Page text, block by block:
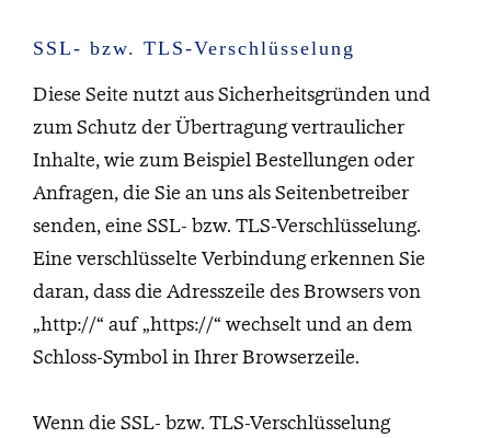
SSL- bzw. TLS-Verschlüsselung
Diese Seite nutzt aus Sicherheitsgründen und
zum Schutz der Übertragung vertraulicher
Inhalte, wie zum Beispiel Bestellungen oder
Anfragen, die Sie an uns als Seitenbetreiber
senden, eine SSL- bzw. TLS-Verschlüsselung.
Eine verschlüsselte Verbindung erkennen Sie
daran, dass die Adresszeile des Browsers von
„http://“ auf „https://“ wechselt und an dem
Schloss-Symbol in Ihrer Browserzeile.
Wenn die SSL- bzw. TLS-Verschlüsselung